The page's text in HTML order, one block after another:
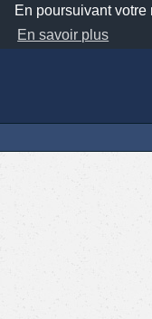
En poursuivant
En savoir plus